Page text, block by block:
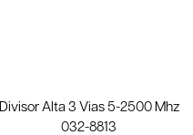
Divisor Alta 3 Vias 5-2500 Mhz
032-8813